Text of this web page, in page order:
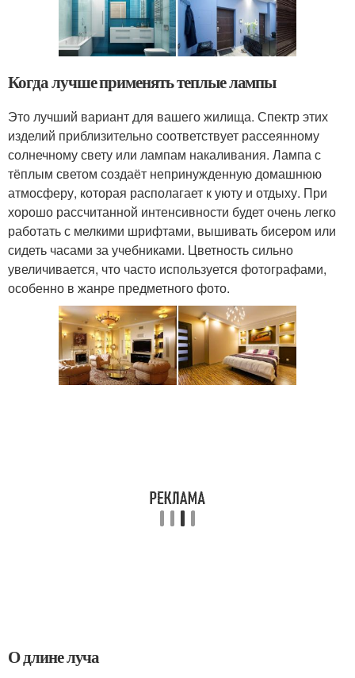
Когда лучше применять теплые лампы
Это лучший вариант для вашего жилища. Спектр этих
изделий приблизительно соответствует рассеянному
солнечному свету или лампам накаливания. Лампа с
тёплым светом создаёт непринужденную домашнюю
атмосферу, которая располагает к уюту и отдыху. При
хорошо рассчитанной интенсивности будет очень легко
работать с мелкими шрифтами, вышивать бисером или
сидеть часами за учебниками. Цветность сильно
увеличивается, что часто используется фотографами,
особенно в жанре предметного фото.
О длине луча